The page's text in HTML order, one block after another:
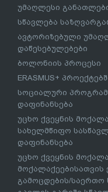
უმაღლესი
სწავლება
ავტორიზებული
დაწესებულებები
ბოლონიის პროცესი
ERASMUS+
სოციალური
დაფინანსება
უცხო ქვეყნის
სახელმწიფო
დაფინანსება
უცხო ქვეყნის
გამოცდების/საერთო